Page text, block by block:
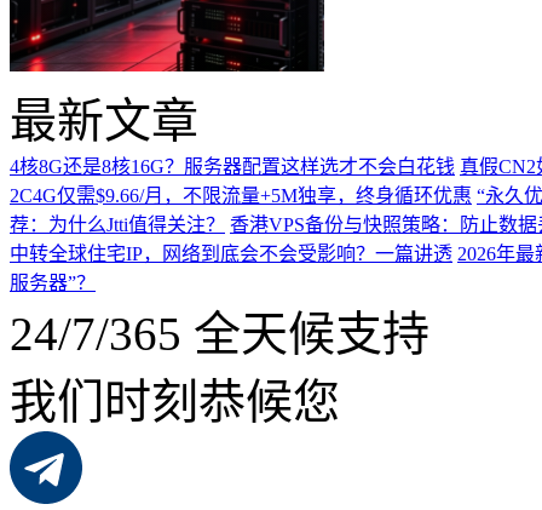
最新文章
4核8G还是8核16G？服务器配置这样选才不会白花钱 真假CN2
2C4G仅需$9.66/月，不限流量+5M独享，终身循环优惠 “永久
荐：为什么Jtti值得关注？
香港VPS备份与快照策略：防止数
中转全球住宅IP，网络到底会不会受影响？一篇讲透 2026年
服务器”？
24/7/365 全天候支持
我们时刻恭候您